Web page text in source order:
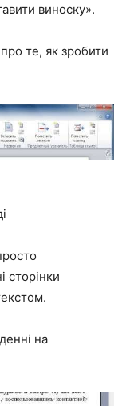
виноску».
те, як зробити
сторінки
на